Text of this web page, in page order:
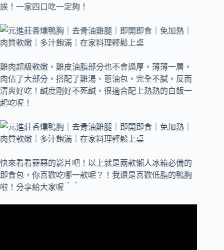
誒！ 一家四口吃一定夠！
雞肉超級軟嫩，雞皮油脂部分也不會過厚，薄薄一層，
肉佔了大部分，搭配了雞湯、蔥油包，完全不膩，反而
清爽好吃！ 鹹度剛好不死鹹，很適合配上熱熱的白飯一
起吃喔！
快來看看罪惡的影片吧！以上就是兩款懶人冰箱必備的
即食包，你喜歡吃哪一款呢？！我還是喜歡低脂的鴨胸
啦！分享給大家喔＾＾